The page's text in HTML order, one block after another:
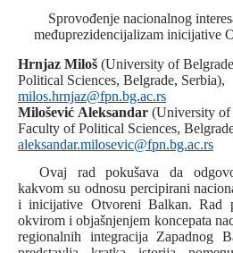
Sprovođenje nacionalnog
međuprezidencijalizam inicijative
Hrnjaz Miloš (University of
Political Sciences, Belgrade, Serbia),
milos.hrnjaz@fpn.bg.ac.rs
Milošević Aleksandar (University of
Faculty of Political Sciences,
aleksandar.milosevic@fpn.bg.ac.rs
Ovaj rad pokušava da
kakvom su odnosu percipirani
i inicijative Otvoreni Balkan. Rad
okvirom i objašnjenjem koncepata
regionalnih integracija Zapadnog